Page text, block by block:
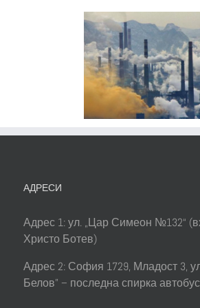
данни
в
2017
АДРЕСИ
Адрес 1: ул. „Цар Симеон №132“
Христо Ботев)
Адрес 2: София 1729, Младост 3,
Белов” – последна спирка